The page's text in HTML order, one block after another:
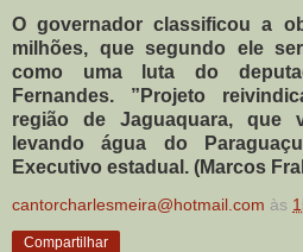
O governador classificou a
milhões, que segundo ele
como uma luta do
Fernandes. ”Projeto
região de Jaguaquara, que
levando água do
Executivo estadual. (Marcos
cantorcharlesmeira@hotmail.com às
Compartilhar